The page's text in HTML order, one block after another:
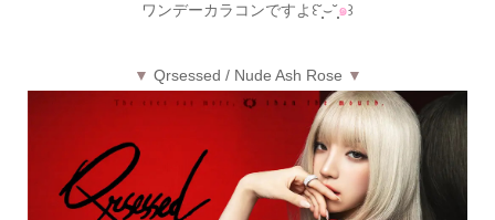
ワンデーカラコンですよ꒰˘̩̩̩⌣˘̩̩̩๑꒱
▼ Qrsessed / Nude Ash Rose ▼